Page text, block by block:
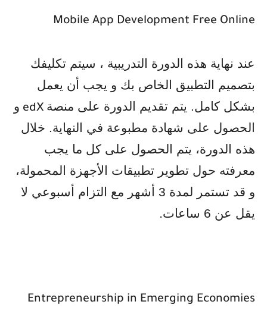
Mobile App Development Free Online
عند نهاية هذه الدورة التدريبية ، سيتم تكليفك
بتصميم التطبيق الخاص بك و يجب أن يعمل
بشكل كامل. يتم تقديم الدورة على منصة edX و
الحصول على شهادة مطبوعة في النهاية. خلال
هذه الدورة، يتم الحصول على كل ما يجب
معرفته حول تطوير تطبيقات الأجهزة المحمولة،
و قد تستمر لمدة 3 أشهر مع التزام أسبوعي لا
يقل عن 6 ساعات
.
Entrepreneurship in Emerging Economies